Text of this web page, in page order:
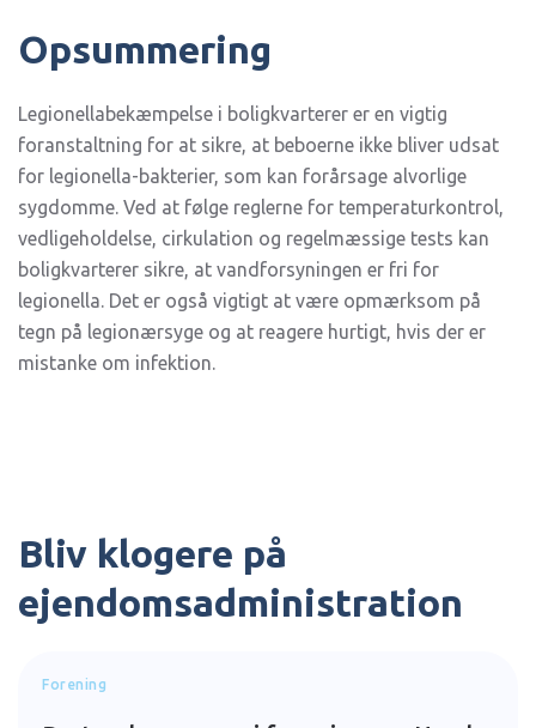
Opsummering
Legionellabekæmpelse i boligkvarterer er en vigtig
foranstaltning for at sikre, at beboerne ikke bliver udsat
for legionella-bakterier, som kan forårsage alvorlige
sygdomme. Ved at følge reglerne for temperaturkontrol,
vedligeholdelse, cirkulation og regelmæssige tests kan
boligkvarterer sikre, at vandforsyningen er fri for
legionella. Det er også vigtigt at være opmærksom på
tegn på legionærsyge og at reagere hurtigt, hvis der er
mistanke om infektion.
Bliv klogere på
ejendomsadministration
Forening